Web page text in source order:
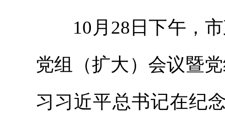
10月28日下午，市
党组（扩大）会议暨
习习近平总书记在纪